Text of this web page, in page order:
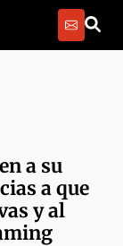
a su
a que
y al